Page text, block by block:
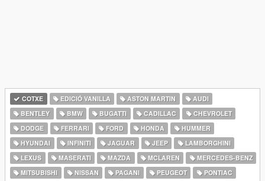
COTXE EDICIÓ VANILLA ASTON MARTIN
AUDI
BENTLEY
BMW BUGATTI CADILLAC
CHEVROLET
DODGE
FERRARI FORD HONDA
HUMMER
HYUNDAI
INFINITI JAGUAR JEEP
LAMBORGHINI
LEXUS
MASERATI MAZDA MCLAREN
MERCEDES-BENZ
MITSUBISHI
NISSAN PAGANI PEUGEOT
PONTIAC